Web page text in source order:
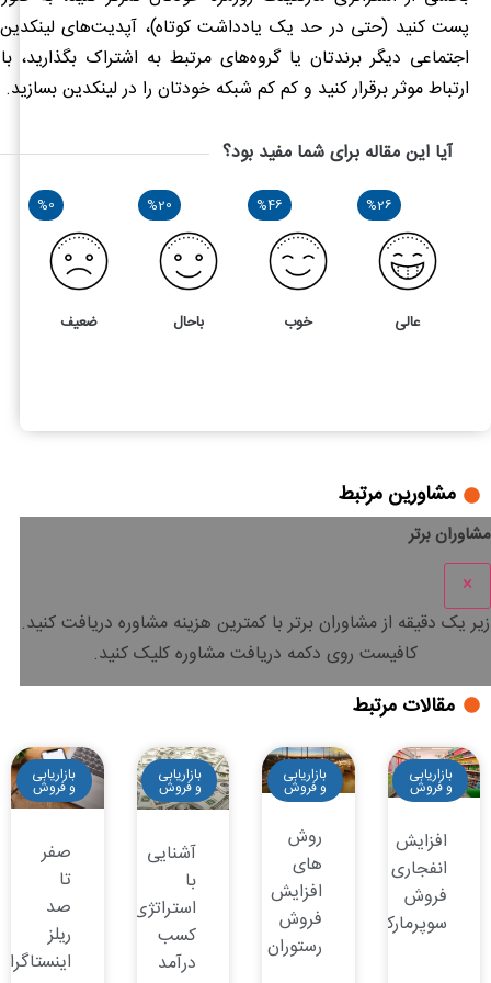
پست کنید (حتی در حد یک یادداشت کوتاه)، آپدیت‌های
اجتماعی دیگر برندتان یا گروههای مرتبط به اشتراک بگذارید،
ارتباط موثر برقرار کنید و کم کم شبکه خودتان را در لینکدین بسازید.
آیا این مقاله برای شما مفید بود؟
%26
عالی
%46
خوب
%20
باحال
%0
ضعیف
مشاورین مرتبط
مشاوران برتر
×
زیر یک دقیقه از مشاوران برتر باکمترین هزینه مشاوره دریافت کنید.
کافیست روی دکمه دریافت مشاوره کلیک کنید.
مقالات مرتبط
بازاریابی
و فروش
افزایش
انفجاری
فروش
سوپرمارکت
بازاریابی
و فروش
روش
های
افزایش
فروش
رستوران
بازاریابی
و فروش
آشنایی
با
استراتژی‌های
کسب
درآمد
بازاریابی
و فروش
صفر
تا
صد
ریلز
اینستاگرام